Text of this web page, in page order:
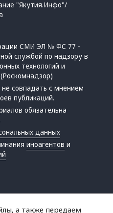
"Якутия.Инфо"/
СМИ ЭЛ № ФС 77 -
службой по надзору в
технологий и
совпадать с мнением
публикаций.
обязательна
данных
иноагентов и
а также передаем